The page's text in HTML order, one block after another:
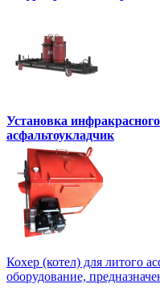
Установка
асфальтоукладчик
Кохер (котел) для литого
оборудование,